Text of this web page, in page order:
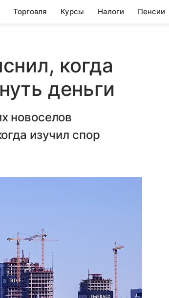
Торговля Курсы Налоги Пенсии
когда
деньги
новоселов
изучил спор